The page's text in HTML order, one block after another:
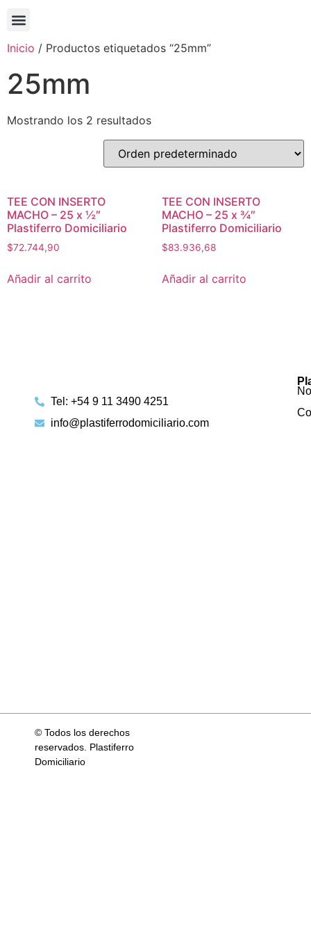
Inicio / Productos etiquetados “25mm”
25mm
Mostrando los 2 resultados
TEE CON INSERTO
MACHO – 25 x ½″
Plastiferro Domiciliario
$72.744,90
Añadir al carrito
TEE CON INSERTO
MACHO – 25 x ¾″
Plastiferro Domiciliario
$83.936,68
Añadir al carrito
Tel: +54 9 11 3490 4251
info@plastiferrodomiciliario.com
© Todos los derechos
reservados. Plastiferro
Domiciliario